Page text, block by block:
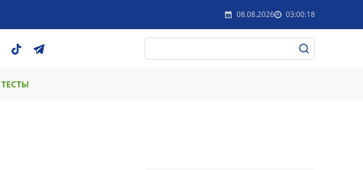
08.08.2026 03:00:18
ТЕСТЫ